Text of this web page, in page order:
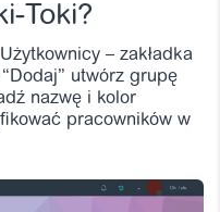
Toki?
– zakładka
utwórz grupę
nazwę i kolor
pracowników w